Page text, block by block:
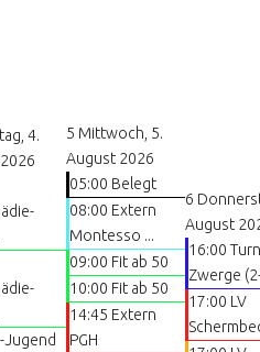
4.
Jugend
5 Mittwoch, 5.
August 2026
05:00 Belegt
08:00 Extern
Montesso ...
09:00 Fit ab 50
10:00 Fit ab 50
14:45 Extern
PGH
6
August
16:00 Turn
Zwerge
17:00 LV